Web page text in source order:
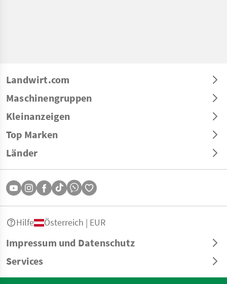
Landwirt.com
Maschinengruppen
Kleinanzeigen
Top Marken
Länder
Impressum und Datenschutz
Services
Hilfe Österreich | EUR